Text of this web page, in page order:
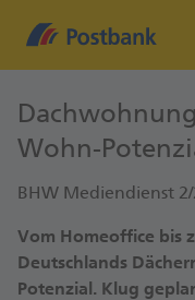
Wohn-
BHW Mediendienst
Vom Homeoffice bis
Deutschlands
Potenzial. Klug